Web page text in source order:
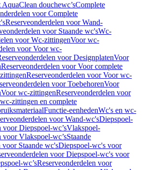
AquaClean douchewc’sComplete
voor Complete
Reserveonderdelen voor Wand-
voor Staande wc'sWc-
voor Wc-zittingenVoor wc-
voor Voor wc-
voor DesignplatenVoor
Reserveonderdelen voor Voor complete
Reserveonderdelen voor Voor wc-
voor ToebehorenVoor
Voor wc-zittingenReserveonderdelen voor
zittingen en complete
Functie-eenhedenWc's en wc-
voor Wand-wc'sDiepspoel-
voor Diepspoel-wc’sVlakspoel-
voor Vlakspoel-wc’sStaande
voor Staande wc'sDiepspoel-wc's voor
voor Diepspoel-wc's voor
wc’sReserveonderdelen voor